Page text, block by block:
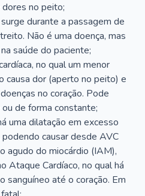
no peito;
durante a passagem de
Não é uma doença, mas
saúde do paciente;
no qual um menor
causa dor (aperto no peito) e
no coração. Pode
de forma constante;
uma dilatação em excesso
causar desde AVC
agudo do miocárdio (IAM),
Ataque Cardíaco, no qual há
sanguíneo até o coração. Em